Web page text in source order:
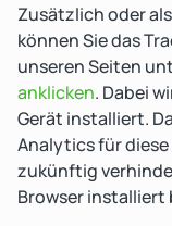
Zusätzlich oder
können Sie das
unseren Seiten
anklicken. Dabei
Gerät installiert.
Analytics für
zukünftig
Browser installiert